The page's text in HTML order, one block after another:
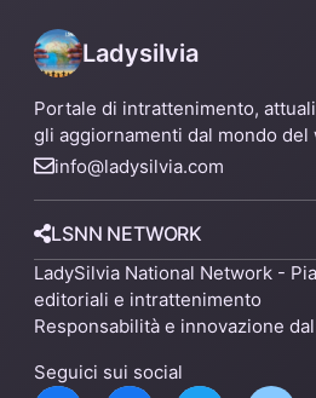
Ladysilvia
Portale di intrattenimento,
gli aggiornamenti dal mondo del
info@ladysilvia.com
LSNN NETWORK
LadySilvia National Network -
editoriali e intrattenimento
Responsabilità e innovazione
Seguici sui social